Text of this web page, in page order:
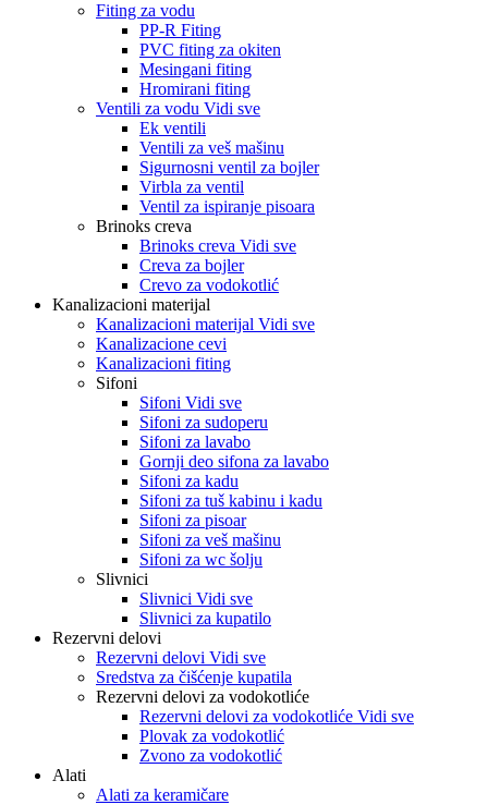
Fiting za vodu
PP-R Fiting
PVC fiting za okiten
Mesingani fiting
Hromirani fiting
Ventili za vodu Vidi sve
Ek ventili
Ventili za veš mašinu
Sigurnosni ventil za bojler
Virbla za ventil
Ventil za ispiranje pisoara
Brinoks creva
Brinoks creva Vidi sve
Creva za bojler
Crevo za vodokotlić
Kanalizacioni materijal
Kanalizacioni materijal Vidi sve
Kanalizacione cevi
Kanalizacioni fiting
Sifoni
Sifoni Vidi sve
Sifoni za sudoperu
Sifoni za lavabo
Gornji deo sifona za lavabo
Sifoni za kadu
Sifoni za tuš kabinu i kadu
Sifoni za pisoar
Sifoni za veš mašinu
Sifoni za wc šolju
Slivnici
Slivnici Vidi sve
Slivnici za kupatilo
Rezervni delovi
Rezervni delovi Vidi sve
Sredstva za čišćenje kupatila
Rezervni delovi za vodokotliće
Rezervni delovi za vodokotliće Vidi sve
Plovak za vodokotlić
Zvono za vodokotlić
Alati
Alati za keramičare